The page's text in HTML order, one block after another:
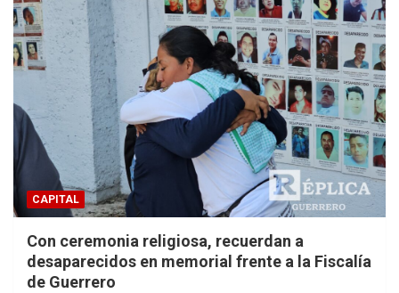
CAPITAL
Con ceremonia religiosa, recuerdan a
desaparecidos en memorial frente a la Fiscalía
de Guerrero